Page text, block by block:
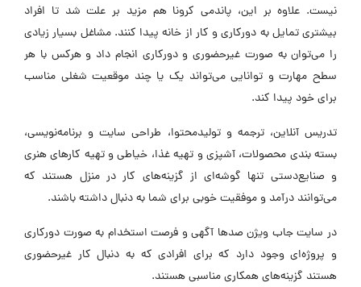
نیست. علاوه بر این، پاندمی کرونا هم مزید بر علت شد تا افراد
بیشتری تمایل به دورکاری و کار از خانه پیدا کنند. مشاغل بسیار زیادی
را می‌توان به صورت غیرحضوری و دورکاری انجام داد و هرکس با هر
سطح مهارت و توانایی می‌تواند یک یا چند موقعیت شغلی مناسب
برای خود پیدا کند.
تدریس آنلاین، ترجمه و تولیدمحتوا، طراحی سایت و برنامه‌نویسی،
بسته بندی محصولات، آشپزی و تهیه غذا، خیاطی و تهیه کارهای هنری
و صنایع‌دستی تنها گوشه‌ای از گزینه‌های کار در منزل هستند که
می‌توانند درآمد و موفقیت خوبی برای شما به دنبال داشته باشند.
در سایت جاب ویژن صدها آگهی و فرصت استخدام به صورت دورکاری
و پروژه‌ای وجود دارد که برای افرادی که به دنبال کار غیرحضوری
هستند گزینه‌های همکاری مناسبی هستند.